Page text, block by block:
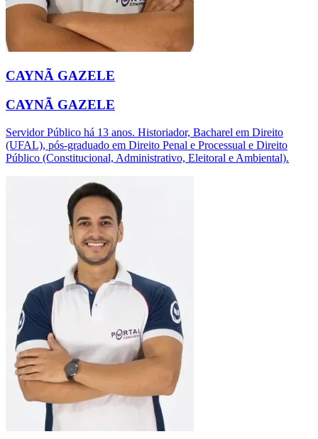
CAYNÃ GAZELE
CAYNÃ GAZELE
Servidor Público há 13 anos. Historiador, Bacharel em Direito
(UFAL), pós-graduado em Direito Penal e Processual e Direito
Público (Constitucional, Administrativo, Eleitoral e Ambiental).